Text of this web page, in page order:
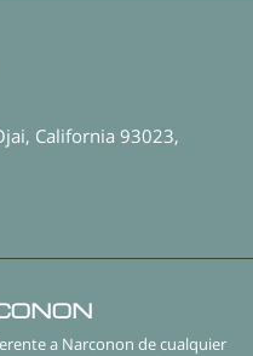
, California 93023,
a Narconon de cualquier